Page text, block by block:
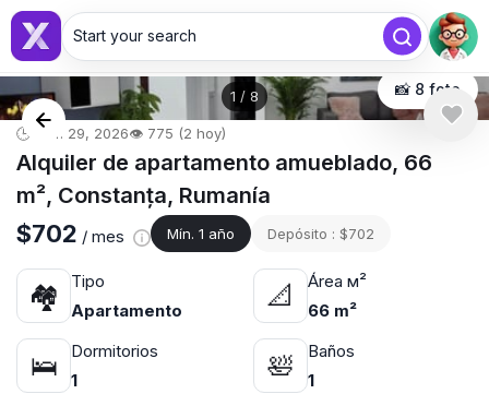
Start your search
1 / 8 📸 8 foto
🕒 mar. 29, 2026👁️ 775 (2 hoy)
Alquiler de apartamento amueblado, 66
m², Constanța, Rumanía
$702 / mes Mín. 1 año Depósito : $702
🏘
Tipo
Apartamento
📐
Área м²
66 m²
🛌
Dormitorios
1
🛀
Baños
1